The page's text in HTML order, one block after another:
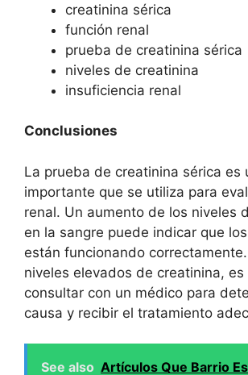
creatinina sérica
función renal
prueba de creatinina sérica
niveles de creatinina
insuficiencia renal
Conclusiones
La prueba de creatinina sérica es
importante que se utiliza para
renal. Un aumento de los niveles
en la sangre puede indicar que
están funcionando
niveles elevados de creatinina,
consultar con un médico para
causa y recibir el tratamiento
See also Artículos Que Barrio